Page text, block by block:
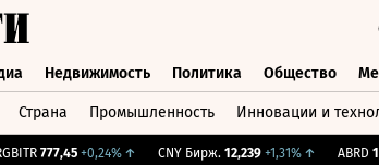
Недвижимость Политика Общество
Страна Промышленность Инновации и
777,45 +0,24%↑ CNY Бирж. 12,239 +1,31%↑ ABRD